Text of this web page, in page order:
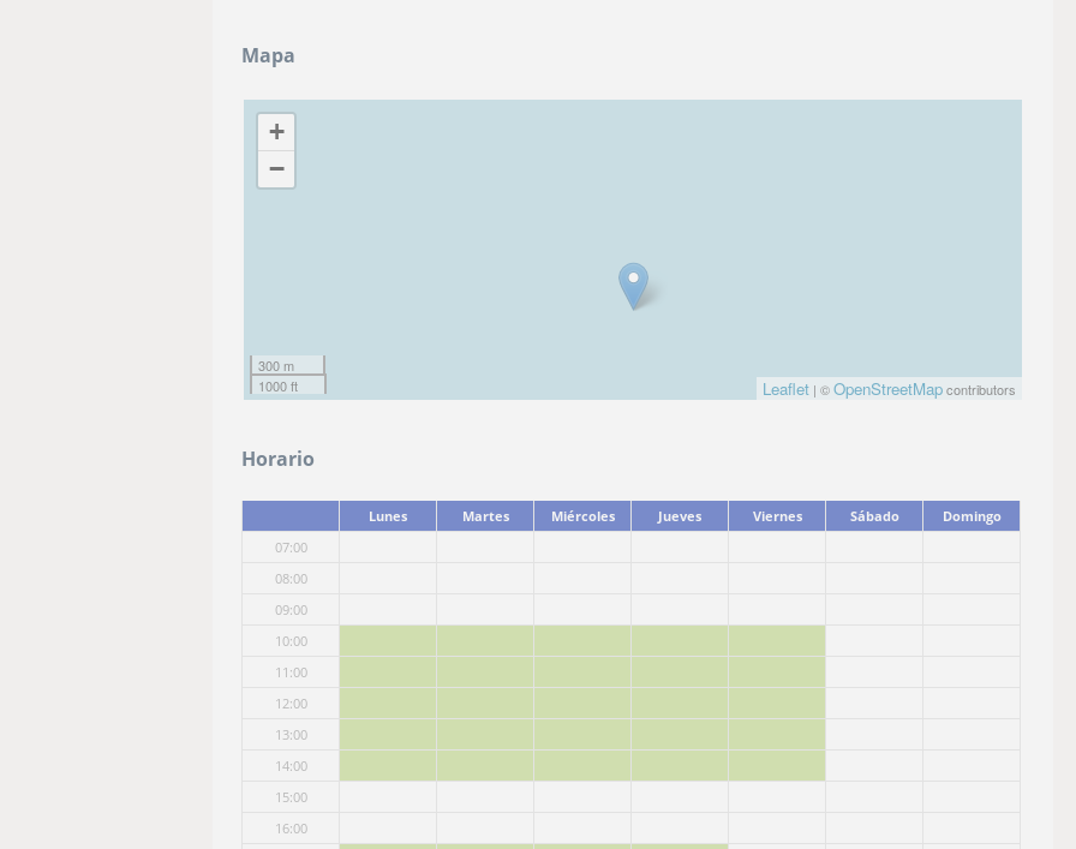
Mapa
+
−
300 m
1000 ft
Leaflet | ©OpenStreetMapcontributors
Horario
Lunes Martes Miércoles Jueves Viernes Sábado
Domingo
07:00
08:00
09:00
10:00
11:00
12:00
13:00
14:00
15:00
16:00